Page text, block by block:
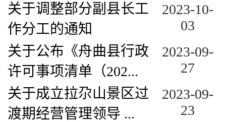
关于调整部分副县长工
作分工的通知
2023-10-
03
关于公布《舟曲县行政
许可事项清单（202...
2023-09-
27
关于成立拉尕山景区过
渡期经营管理领导 ...
2023-09-
23